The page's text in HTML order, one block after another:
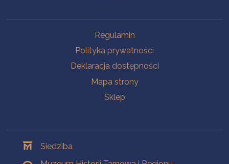
Regulamin
Polityka prywatności
Deklaracja dostępności
Mapa strony
Sklep
Siedziba